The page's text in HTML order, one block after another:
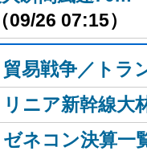
（09/26 07:15）
貿易戦争／トラ
リニア新幹線大
ゼネコン決算一